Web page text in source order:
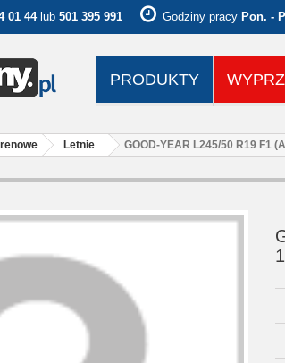
01 44lub 501 395 991 Godziny pracy Pon. -
PRODUKTY
Letnie GOOD-YEAR L245/50 R19 F1